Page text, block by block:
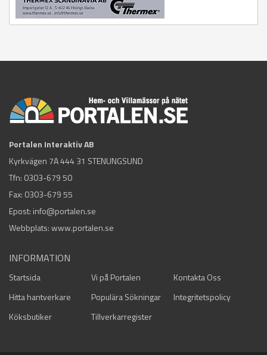
Portalen Interaktiv AB
Kyrkvägen 7A 444 31 STENUNGSUND
Tfn: 0303-679 50
Fax: 0303-679 55
Epost: info@portalen.se
Webbplats: www.portalen.se
INFORMATION
Startsida Vi på Portalen
Kontakta Oss
Hitta hantverkare
Populära Sökningar
Integritetspolicy
Köksbutiker
Tillverkarregister